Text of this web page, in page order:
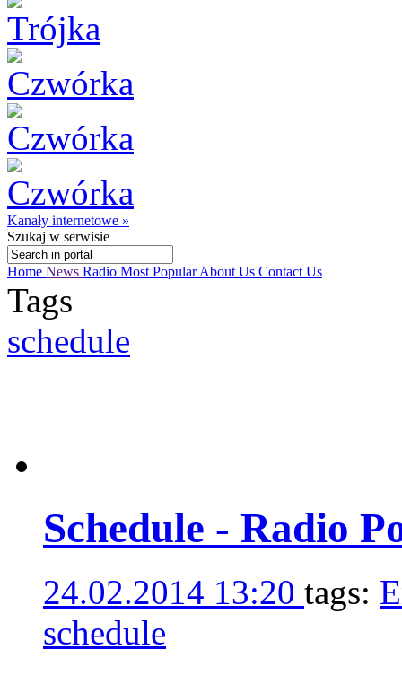
Kanały internetowe »
Szukaj w serwisie
Home News Radio Most PopularAbout Us Contact Us
Tags
schedule
Schedule - Radio
24.02.2014 13:20 tags:
schedule